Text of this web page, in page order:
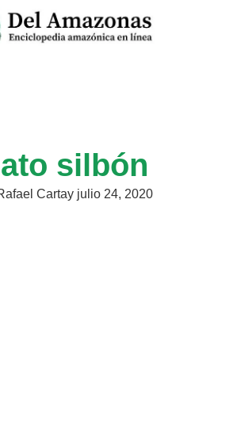
silbón
Cartay julio 24, 2020